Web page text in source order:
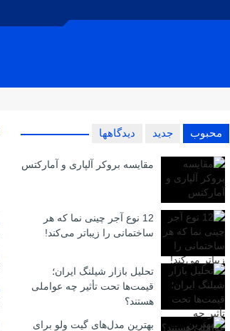
محبوب جدید دیدگاهها
مقایسه بروکر آلپاری و آمارکتس
12 نوع آجر چینی نما که هر
ساختمانی را زیباتر می‌کند!
تحلیل بازار شیلنگ ایران؛
قیمت‌ها تحت تأثیر چه عواملی
هستند؟
بهترین مدل‌های گیت ولو برای